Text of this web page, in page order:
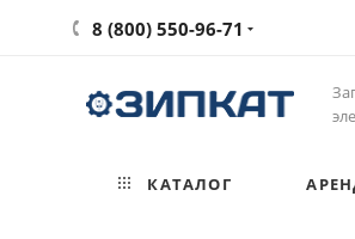
8 (800) 550-96-71
КАТАЛОГ